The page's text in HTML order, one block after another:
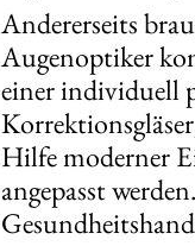
Andererseits
Augenoptiker
einer individuell
Hilfe moderner
angepasst